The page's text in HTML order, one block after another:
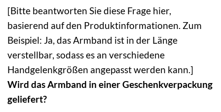
[Bitte beantworten Sie diese Frage hier,
basierend auf den Produktinformationen. Zum
Beispiel: Ja, das Armband ist in der Länge
verstellbar, sodass es an verschiedene
Handgelenkgrößen angepasst werden kann.]
Wird das Armband in einer Geschenkverpackung
geliefert?